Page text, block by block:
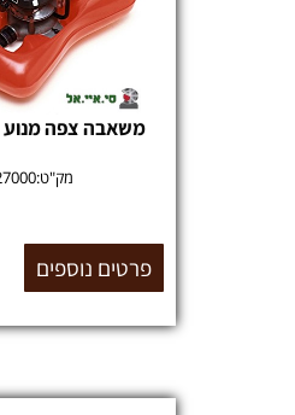
משאבה צפה מנוע KAWASAKI
מק"ט:
פרטים נוספים